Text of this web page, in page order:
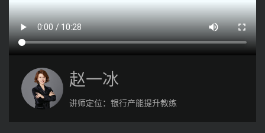
赵一冰
讲师定位： 银行产能提升教练